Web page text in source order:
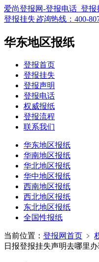
爱尚登报网-登报电话_登报
登报挂失咨询热线： 400-
华东地区报纸
登报首页
登报挂失
登报声明
登报电话
权威报纸
登报流程
联系我们
华东地区报纸
华南地区报纸
华北地区报纸
华中地区报纸
西南地区报纸
西北地区报纸
东北地区报纸
全国性报纸
当前位置： 登报网首页 ﹥
日报登报挂失声明去哪里